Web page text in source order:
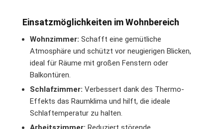
Einsatzmöglichkeiten im Wohnbereich
Wohnzimmer: Schafft eine gemütliche
Atmosphäre und schützt vor neugierigen Blicken,
ideal für Räume mit großen Fenstern oder
Balkontüren.
Schlafzimmer: Verbessert dank des Thermo-
Effekts das Raumklima und hilft, die ideale
Schlaftemperatur zu halten.